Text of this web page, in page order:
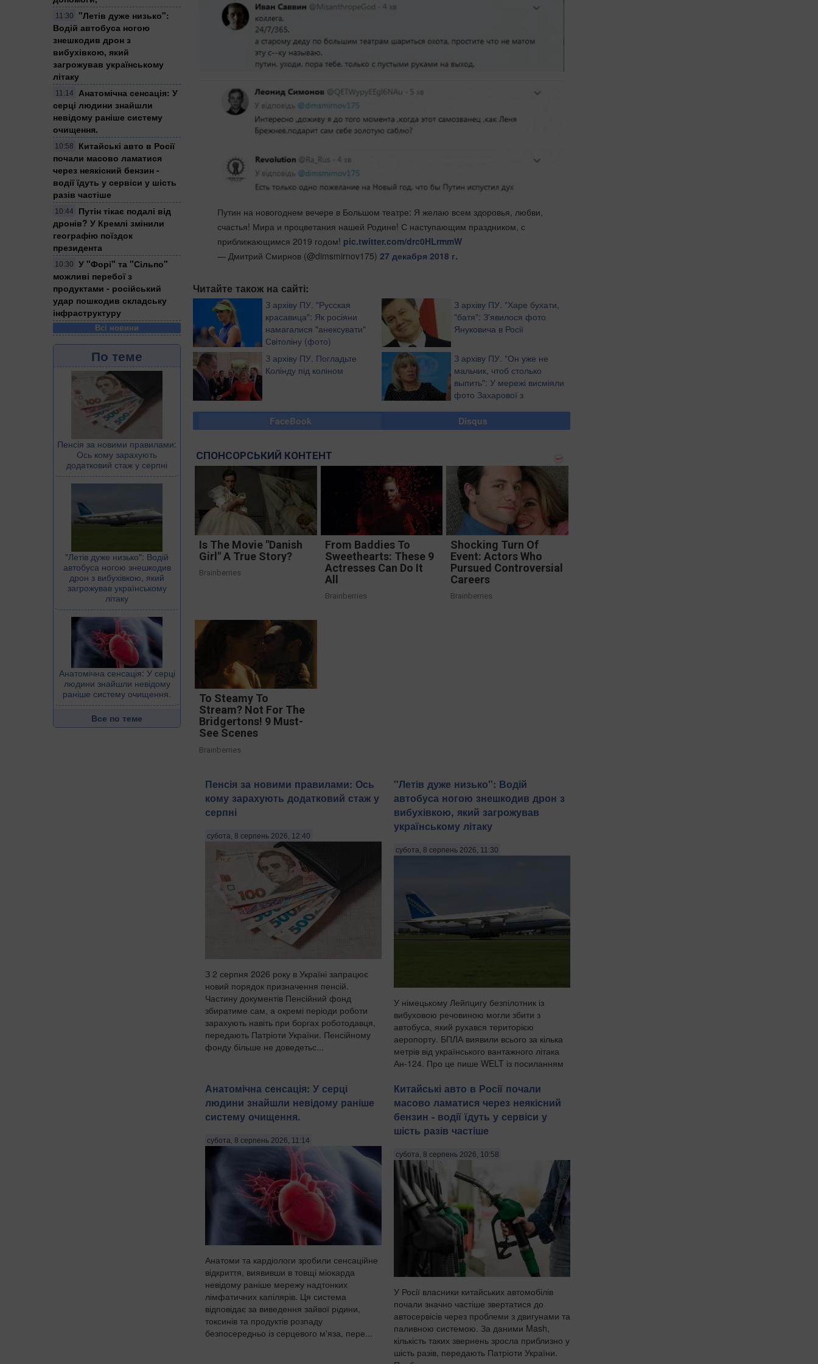
11:30
"Летів дуже низько":
Водій автобуса ногою
знешкодив дрон з
вибухівкою, який
загрожував українському
літаку
11:14
Анатомічна сенсація: У
серці людини знайшли
невідому раніше систему
очищення.
10:58
Китайські авто в Росії
почали масово ламатися
через неякісний бензин -
водії їдуть у сервіси у шість
разів частіше
10:44
Путін тікає подалі від
дронів? У Кремлі змінили
географію поїздок
президента
10:30
У "Форі" та "Сільпо"
можливі перебої з
продуктами - російський
удар пошкодив складську
інфраструктуру
Всі новини
По теме
Пенсія за новими правилами:
Ось кому зарахують
додатковий стаж у серпні
"Летів дуже низько": Водій
автобуса ногою знешкодив
дрон з вибухівкою, який
загрожував українському
літаку
Анатомічна сенсація: У серці
людини знайшли невідому
раніше систему очищення.
Все по теме
Путин на новогоднем вечере в Большом театре: Я желаю всем здоровья, любви,
счастья! Мира и процветания нашей Родине! С наступающим праздником, с
приближающимся 2019 годом! pic.twitter.com/drc0HLrmmW
— Дмитрий Смирнов (@dimsmirnov175) 27 декабря 2018 г.
Читайте також на сайті:
З архіву ПУ. "Русская
красавица": Як росіяни
намагалися "анексувати"
Світоліну (фото)
З архіву ПУ. "Харе бухати,
"батя": З'явилося фото
Януковича в Росії
З архіву ПУ. Погладьте
Колінду під коліном
З архіву ПУ. "Он уже не
мальчик, чтоб столько
выпить": У мережі висміяли
фото Захарової з
FaceBook
Disqus
СПОНСОРСЬКИЙ КОНТЕНТ
Is The Movie "Danish
Girl" A True Story?
Brainberries
From Baddies To
Sweethearts: These 9
Actresses Can Do It
All
Brainberries
Shocking Turn Of
Event: Actors Who
Pursued Controversial
Careers
Brainberries
To Steamy To
Stream? Not For The
Bridgertons! 9 Must-
See Scenes
Brainberries
Пенсія за новими правилами: Ось
кому зарахують додатковий стаж у
серпні
субота, 8 серпень 2026, 12:40
З 2 серпня 2026 року в Україні запрацює
новий порядок призначення пенсій.
Частину документів Пенсійний фонд
збиратиме сам, а окремі періоди роботи
зарахують навіть при боргах роботодавця,
передають Патріоти України. Пенсійному
фонду більше не доведетьс...
"Летів дуже низько": Водій
автобуса ногою знешкодив дрон з
вибухівкою, який загрожував
українському літаку
субота, 8 серпень 2026, 11:30
У німецькому Лейпцигу безпілотник із
вибуховою речовиною могли збити з
автобуса, який рухався територією
аеропорту. БПЛА виявили всього за кілька
метрів від українського вантажного літака
Ан-124. Про це пише WELT із посиланням
Анатомічна сенсація: У серці
людини знайшли невідому раніше
систему очищення.
субота, 8 серпень 2026, 11:14
Анатоми та кардіологи зробили сенсаційне
відкриття, виявивши в товщі міокарда
невідому раніше мережу надтонких
лімфатичних капілярів. Ця система
відповідає за виведення зайвої рідини,
токсинів та продуктів розпаду
безпосередньо із серцевого м'яза, пере...
Китайські авто в Росії почали
масово ламатися через неякісний
бензин - водії їдуть у сервіси у
шість разів частіше
субота, 8 серпень 2026, 10:58
У Росії власники китайських автомобілів
почали значно частіше звертатися до
автосервісів через проблеми з двигунами та
паливною системою. За даними Mash,
кількість таких звернень зросла приблизно у
шість разів, передають Патріоти України.